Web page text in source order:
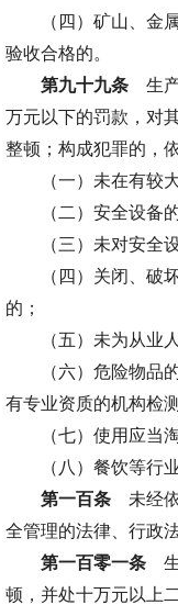
（四）矿山、金
验收合格的。
第九十九条 生产
万元以下的罚款，对
整顿；构成犯罪的，
（一）未在有较
（二）安全设备
（三）未对安全
（四）关闭、破
的；
（五）未为从业
（六）危险物品
有专业资质的机构检
（七）使用应当
（八）餐饮等行
第一百条 未经依
全管理的法律、行政
第一百零一条 生
顿，并处十万元以上